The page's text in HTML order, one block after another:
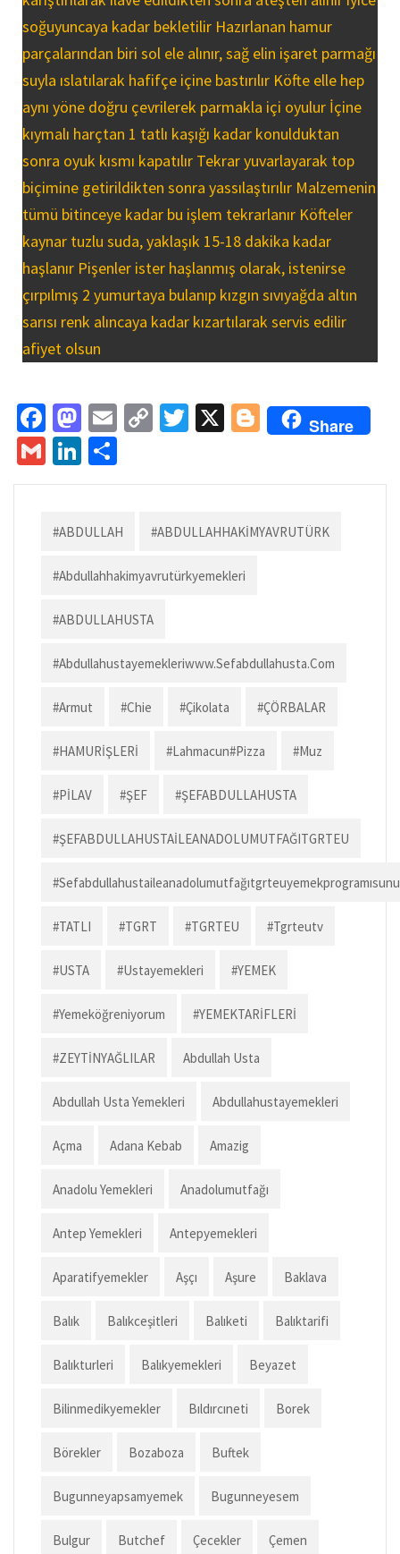
soğuyuncaya kadar bekletilir Hazırlanan hamur
parçalarından biri sol ele alınır, sağ elin işaret parmağı
suyla ıslatılarak hafifçe içine bastırılır Köfte elle hep
aynı yöne doğru çevrilerek parmakla içi oyulur İçine
kıymalı harçtan 1 tatlı kaşığı kadar konulduktan
sonra oyuk kısmı kapatılır Tekrar yuvarlayarak top
biçimine getirildikten sonra yassılaştırılır Malzemenin
tümü bitinceye kadar bu işlem tekrarlanır Köfteler
kaynar tuzlu suda, yaklaşık 15-18 dakika kadar
haşlanır Pişenler ister haşlanmış olarak, istenirse
çırpılmış 2 yumurtaya bulanıp kızgın sıvıyağda altın
sarısı renk alıncaya kadar kızartılarak servis edilir
afiyet olsun
Fa
ce
b
o
k
M
as
to
o
n
E
ai
C
p
Li
k
T
tt
X
Bl
o
gg
Share
G
m
l
Li
n
dI
n
h
e
#ABDULLAH #ABDULLAHHAKİMYAVRUTÜRK
#abdullahhakimyavrutürkyemekleri
#ABDULLAHUSTA
#abdullahustayemekleriwww.sefabdullahusta.com
#armut #chie #çikolata #ÇÖRBALAR
#HAMURİŞLERİ #lahmacun#pizza #muz
#PİLAV #ŞEF #ŞEFABDULLAHUSTA
#ŞEFABDULLAHUSTAİLEANADOLUMUTFAĞITGRTEU
#TATLI #TGRT #TGRTEU #tgrteutv
#USTA #ustayemekleri #YEMEK
#yemeköğreniyorum #YEMEKTARİFLERİ
#ZEYTİNYAĞLILAR Abdullah Usta
Abdullah Usta Yemekleri Abdullahustayemekleri
Açma Adana Kebab Amazig
Anadolu Yemekleri Anadolumutfağı
Antep Yemekleri Antepyemekleri
Aparatifyemekler Aşçı Aşure Baklava
Balık Balıkceşitleri Balıketi Balıktarifi
Balıkturleri Balıkyemekleri Beyazet
Bilinmedikyemekler Bıldırcıneti Borek
Börekler Bozaboza Buftek
Bugunneyapsamyemek Bugunneyesem
Bulgur Butchef Çecekler Çemen